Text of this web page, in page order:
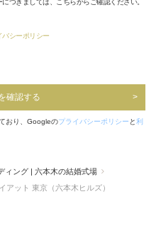
つきましては、こちらからご確認ください。
シーポリシー
確認する
おり、Googleのプライバシーポリシーと利
ィング | 六本木の結婚式場
アット 東京（六本木ヒルズ）